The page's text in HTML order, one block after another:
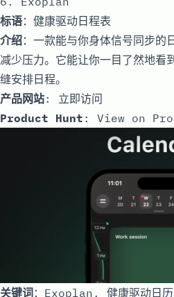
标语：健康驱动日程表
介绍：一款能与你身体信号同步的
减少压力。它能让你一目了然地看
缝安排日程。
产品网站: 立即访问
Product Hunt : View on
关键词：Exoplan, 健康驱动日